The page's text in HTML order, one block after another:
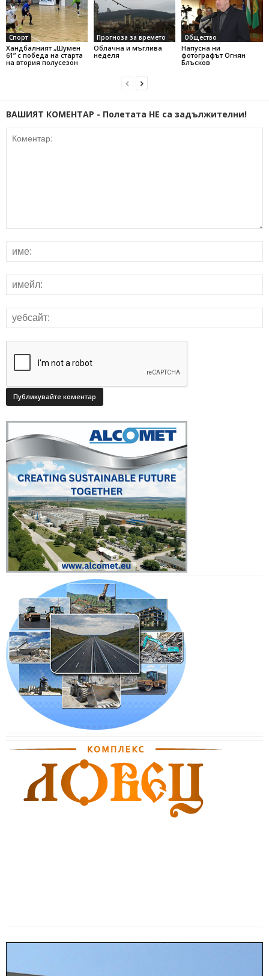
Спорт
Хандбалният „Шумен
61” с победа на старта
на втория полусезон
Прогноза за времето
Облачна и мъглива
неделя
Общество
Напусна ни
фотографът Огнян
Блъсков
ВАШИЯТ КОМЕНТАР - Полетата НЕ са задължителни!